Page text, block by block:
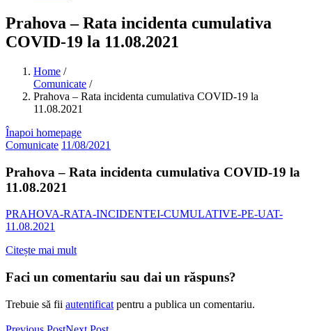
Prahova – Rata incidenta cumulativa
COVID-19 la 11.08.2021
Home /
Comunicate /
Prahova – Rata incidenta cumulativa COVID-19 la
11.08.2021
Înapoi homepage
Comunicate 11/08/2021
Prahova – Rata incidenta cumulativa COVID-19 la
11.08.2021
PRAHOVA-RATA-INCIDENTEI-CUMULATIVE-PE-UAT-
11.08.2021
Citește mai mult
Faci un comentariu sau dai un răspuns?
Trebuie să fii autentificat pentru a publica un comentariu.